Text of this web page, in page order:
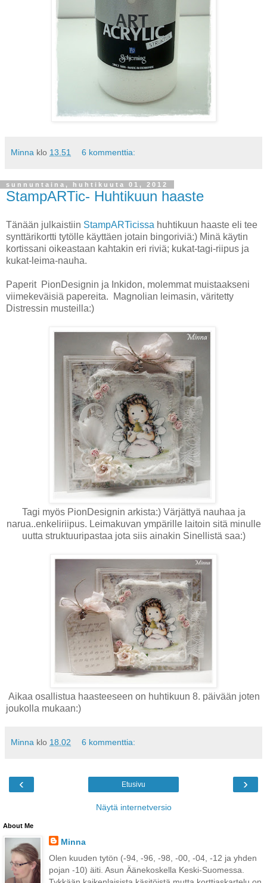
Minna klo 13.51 6 kommenttia:
sunnuntaina, huhtikuuta 01, 2012
StampARTic- Huhtikuun haaste
Tänään julkaistiin StampARTicissa huhtikuun haaste eli tee
synttärikortti tytölle käyttäen jotain bingoriviä:) Minä käytin
kortissani oikeastaan kahtakin eri riviä; kukat-tagi-riipus ja
kukat-leima-nauha.
Paperit PionDesignin ja Inkidon, molemmat muistaakseni
viimekeväisiä papereita. Magnolian leimasin, väritetty
Distressin musteilla:)
Tagi myös PionDesignin arkista:) Värjättyä nauhaa ja
narua..enkeliriipus. Leimakuvan ympärille laitoin sitä minulle
uutta struktuuripastaa jota siis ainakin Sinellistä saa:)
Aikaa osallistua haasteeseen on huhtikuun 8. päivään joten
joukolla mukaan:)
Minna klo 18.02 6 kommenttia:
‹ ›
Etusivu
Näytä internetversio
About Me
Minna
Olen kuuden tytön (-94, -96, -98, -00, -04, -12 ja yhden
pojan -10) äiti. Asun Äänekoskella Keski-Suomessa.